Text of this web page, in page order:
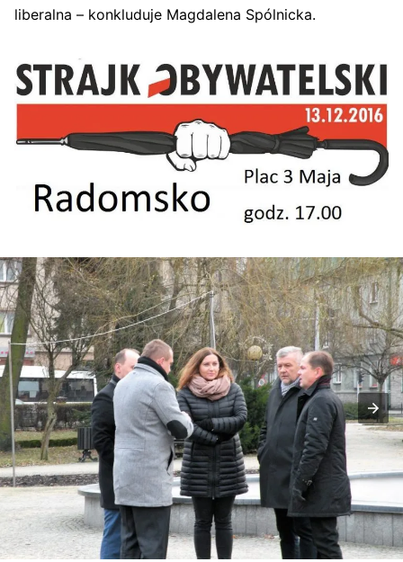
liberalna – konkluduje Magdalena Spólnicka.